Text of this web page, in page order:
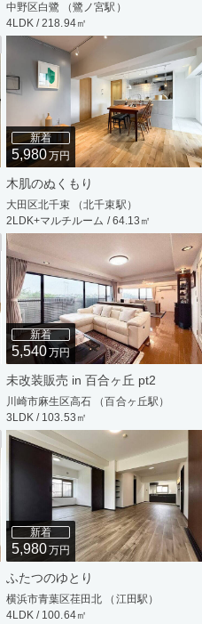
中野区白鷺 （鷺ノ宮駅）
4LDK / 218.94㎡
新着
5,980万円
木肌のぬくもり
大田区北千束 （北千束駅）
2LDK+マルチルーム / 64.13㎡
新着
5,540万円
未改装販売 in 百合ヶ丘 pt2
川崎市麻生区高石 （百合ヶ丘駅）
3LDK / 103.53㎡
新着
5,980万円
ふたつのゆとり
横浜市青葉区荏田北 （江田駅）
4LDK / 100.64㎡